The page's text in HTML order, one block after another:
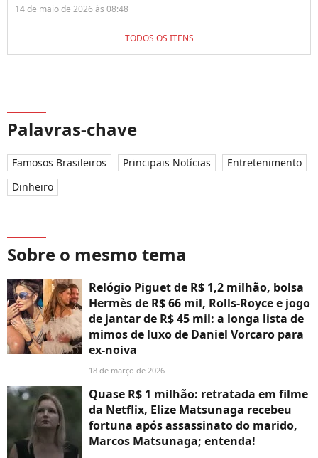
14 de maio de 2026 às 08:48
TODOS OS ITENS
Palavras-chave
Famosos Brasileiros Principais Notícias
Entretenimento
Dinheiro
Sobre o mesmo tema
Relógio Piguet de R$ 1,2 milhão, bolsa
Hermès de R$ 66 mil, Rolls-Royce e jogo
de jantar de R$ 45 mil: a longa lista de
mimos de luxo de Daniel Vorcaro para
ex-noiva
18 de março de 2026
Quase R$ 1 milhão: retratada em filme
da Netflix, Elize Matsunaga recebeu
fortuna após assassinato do marido,
Marcos Matsunaga; entenda!